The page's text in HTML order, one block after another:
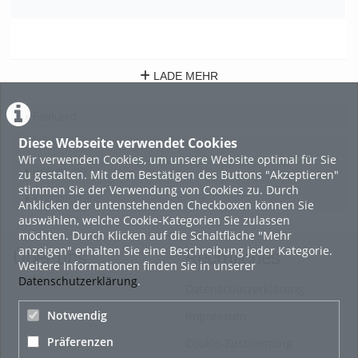
Diese Webseite verwendet Cookies
Wir verwenden Cookies, um unsere Website optimal für Sie
zu gestalten. Mit dem Bestätigen des Buttons "Akzeptieren"
stimmen Sie der Verwendung von Cookies zu. Durch
Anklicken der untenstehenden Checkboxen können Sie
auswählen, welche Cookie-Kategorien Sie zulassen
möchten. Durch Klicken auf die Schaltfläche "Mehr
anzeigen" erhalten Sie eine Beschreibung jeder Kategorie.
Weitere Informationen finden Sie in unserer
Datenschutzerklärung.
Notwendig
Präferenzen
LADE MEHR
Beliebtheit
Bewertung
Kommentare
Über uns Rechtliches